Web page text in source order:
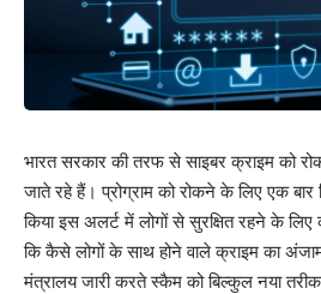
भारत सरकार की तरफ से साइबर क्राइम को
जाते रहे हैं। प्रोग्राम को रोकने के लिए एक
किया इस अलर्ट में लोगों से सुरक्षित रहने के लिए
कि कैसे लोगों के साथ होने वाले क्राइम का
मंत्रालय जारी करते स्कैम को बिल्कुल नया